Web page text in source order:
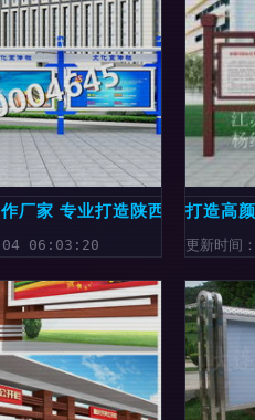
厂家 专业打造陕西医院医务
04 06:03:20
打造高
更新时